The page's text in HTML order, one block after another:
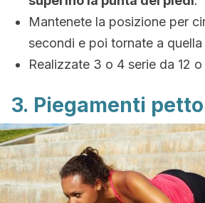
Mantenete la posizione per
secondi e poi tornate a quella
Realizzate 3 o 4 serie da 12
3. Piegamenti